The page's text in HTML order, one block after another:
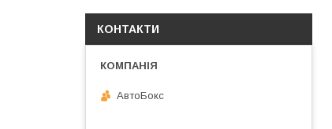
КОНТАКТИ
АвтоБокс